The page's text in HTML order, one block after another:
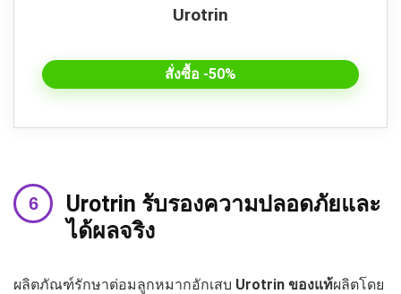
Urotrin
สั่งซื้อ -50%
Urotrin รับรองความปลอดภัยและ
ได้ผลจริง
ผลิตภัณฑ์รักษาต่อมลูกหมากอักเสบ Urotrin ของแท้ผลิตโดย